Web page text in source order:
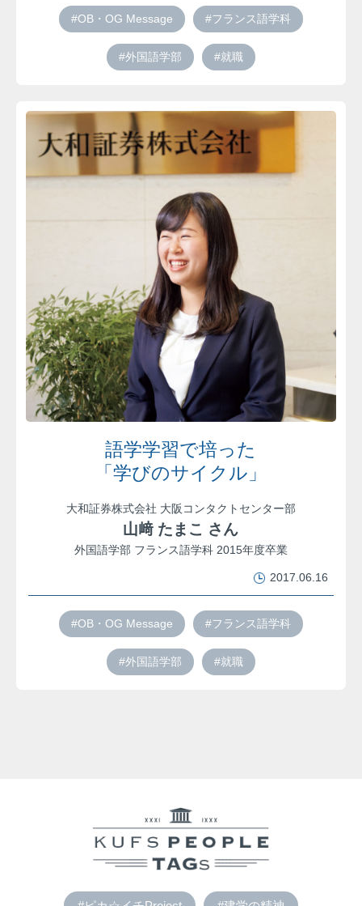
#OB・OG Message #フランス語学科
#外国語学部 #就職
語学学習で培った
「学びのサイクル」
大和証券株式会社 大阪コンタクトセンター部
山﨑 たまこ さん
外国語学部 フランス語学科 2015年度卒業
2017.06.16
#OB・OG Message #フランス語学科
#外国語学部 #就職